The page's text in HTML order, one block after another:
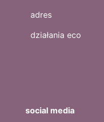
adres
działania eco
social media